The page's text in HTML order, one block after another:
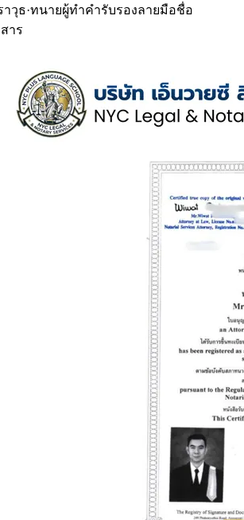
าวุธ·ทนายผู้ทำคำรับรองลายมือชื่อ
าร